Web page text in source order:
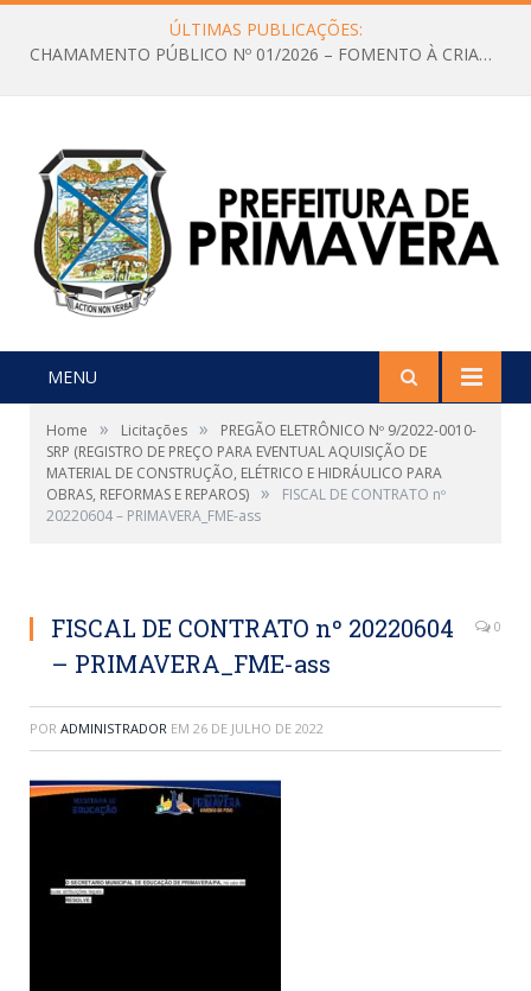
ÚLTIMAS PUBLICAÇÕES:
CHAMAMENTO PÚBLICO Nº 01/2026 – FOMENTO À CRIAÇÃO E A CIRCULAÇÃO DE PRODUÇÕES CULTURAIS – Aldir Blanc
MENU
Home » Licitações »
PREGÃO ELETRÔNICO Nº 9/2022-0010-
SRP (REGISTRO DE PREÇO PARA EVENTUAL AQUISIÇÃO DE
MATERIAL DE CONSTRUÇÃO, ELÉTRICO E HIDRÁULICO PARA
OBRAS, REFORMAS E REPAROS) »
FISCAL DE CONTRATO nº
20220604 – PRIMAVERA_FME-ass
FISCAL DE CONTRATO nº 20220604
– PRIMAVERA_FME-ass
0
POR ADMINISTRADOR EM 26 DE JULHO DE 2022